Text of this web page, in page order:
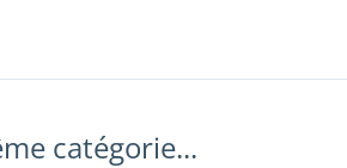
catégorie...